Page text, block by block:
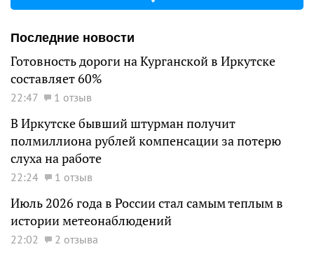
Последние новости
Готовность дороги на Курганской в Иркутске
составляет 60%
22:47 1 отзыв
В Иркутске бывший штурман получит
полмиллиона рублей компенсации за потерю
слуха на работе
22:24 1 отзыв
Июль 2026 года в России стал самым теплым в
истории метеонаблюдений
22:02 2 отзыва